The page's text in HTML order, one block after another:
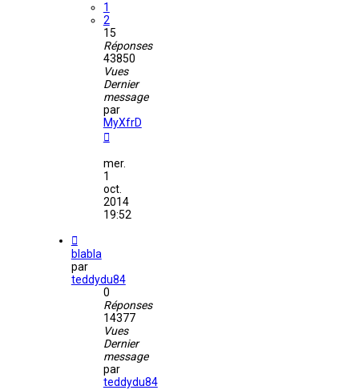
1
2
15
Réponses
43850
Vues
Dernier
message
par
MyXfrD
mer.
1
oct.
2014
19:52
blabla
par
teddydu84
0
Réponses
14377
Vues
Dernier
message
par
teddydu84